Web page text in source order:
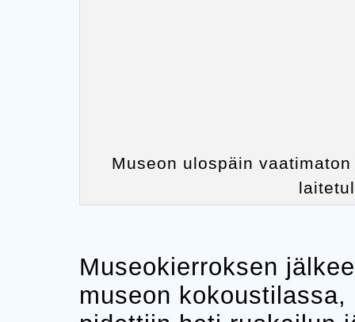
Museon ulospäin
Museokierroksen
museon